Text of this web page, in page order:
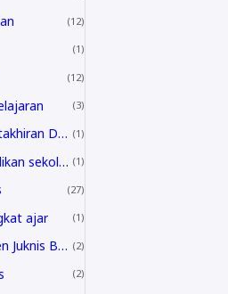
12
1
12
3
Pemutakhiran Data EMIS 1
pendidikan sekolah 1
27
ajar 1
Permen Juknis BOSP 2
2